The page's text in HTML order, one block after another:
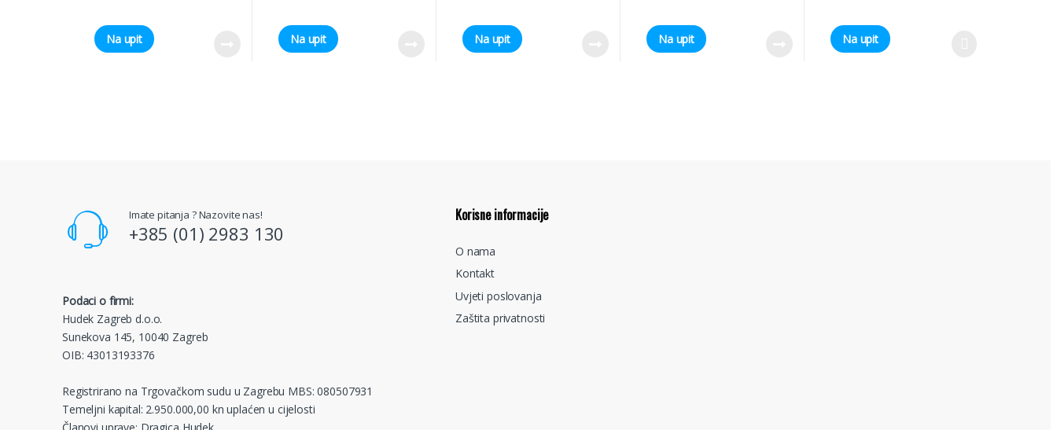
Na upit Na upit Na upit Na upit Na upit
Imate pitanja ? Nazovite nas!
+385 (01) 2983 130
Podaci o firmi:
Hudek Zagreb d.o.o.
Sunekova 145, 10040 Zagreb
OIB: 43013193376
Registrirano na Trgovačkom sudu u Zagrebu MBS: 080507931
Temeljni kapital: 2.950.000,00 kn uplaćen u cijelosti
Korisne informacije
O nama
Kontakt
Uvjeti poslovanja
Zaštita privatnosti